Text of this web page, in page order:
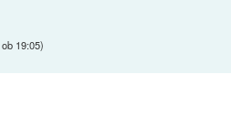
19:05)